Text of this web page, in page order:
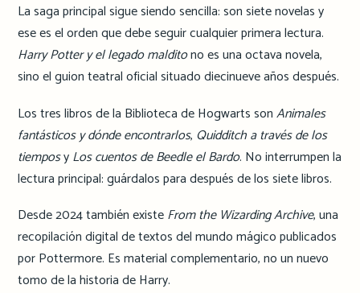
La saga principal sigue siendo sencilla: son siete novelas y
ese es el orden que debe seguir cualquier primera lectura.
Harry Potter y el legado malditono es una octava novela,
sino el guion teatral oficial situado diecinueve años después.
Los tres libros de la Biblioteca de Hogwarts sonAnimales
fantásticos y dónde encontrarlos, Quidditch a través de los
tiemposyLos cuentos de Beedle el Bardo. No interrumpen la
lectura principal: guárdalos para después de los siete libros.
Desde 2024 también existeFrom the Wizarding Archive, una
recopilación digital de textos del mundo mágico publicados
por Pottermore. Es material complementario, no un nuevo
tomo de la historia de Harry.